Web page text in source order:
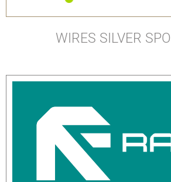
WIRES SILVER